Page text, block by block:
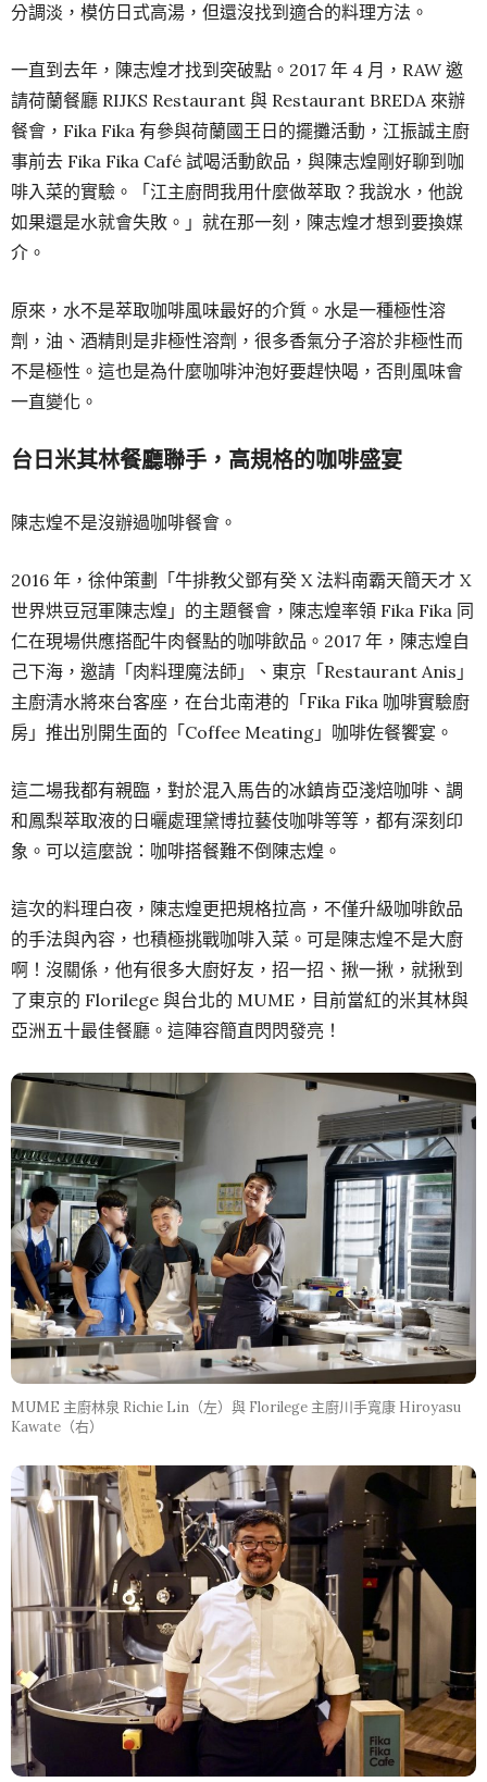
分調淡，模仿日式高湯，但還沒找到適合的料理方法。
一直到去年，陳志煌才找到突破點。2017 年 4 月，RAW 邀
請荷蘭餐廳 RIJKS Restaurant 與 Restaurant BREDA 來辦
餐會，Fika Fika 有參與荷蘭國王日的擺攤活動，江振誠主廚
事前去 Fika Fika Café 試喝活動飲品，與陳志煌剛好聊到咖
啡入菜的實驗。「江主廚問我用什麼做萃取？我說水，他說
如果還是水就會失敗。」就在那一刻，陳志煌才想到要換媒
介。
原來，水不是萃取咖啡風味最好的介質。水是一種極性溶
劑，油、酒精則是非極性溶劑，很多香氣分子溶於非極性而
不是極性。這也是為什麼咖啡沖泡好要趕快喝，否則風味會
一直變化。
台日米其林餐廳聯手，高規格的咖啡盛宴
陳志煌不是沒辦過咖啡餐會。
2016 年，徐仲策劃「牛排教父鄧有癸 X 法料南霸天簡天才 X
世界烘豆冠軍陳志煌」的主題餐會，陳志煌率領 Fika Fika 同
仁在現場供應搭配牛肉餐點的咖啡飲品。2017 年，陳志煌自
己下海，邀請「肉料理魔法師」、東京「Restaurant Anis」
主廚清水將來台客座，在台北南港的「Fika Fika 咖啡實驗廚
房」推出別開生面的「Coffee Meating」咖啡佐餐饗宴。
這二場我都有親臨，對於混入馬告的冰鎮肯亞淺焙咖啡、調
和鳳梨萃取液的日曬處理黛博拉藝伎咖啡等等，都有深刻印
象。可以這麼說：咖啡搭餐難不倒陳志煌。
這次的料理白夜，陳志煌更把規格拉高，不僅升級咖啡飲品
的手法與內容，也積極挑戰咖啡入菜。可是陳志煌不是大廚
啊！沒關係，他有很多大廚好友，招一招、揪一揪，就揪到
了東京的 Florilege 與台北的 MUME，目前當紅的米其林與
亞洲五十最佳餐廳。這陣容簡直閃閃發亮！
MUME 主廚林泉 Richie Lin（左）與 Florilege 主廚川手寬康 Hiroyasu
Kawate（右）